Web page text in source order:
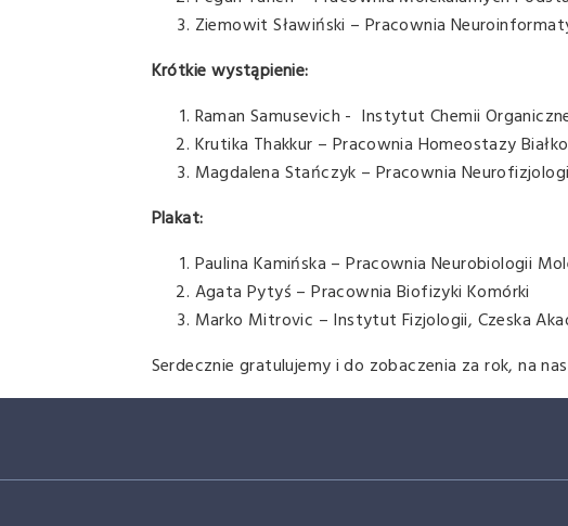
Ziemowit Sławiński – Pracownia
Krótkie wystąpienie:
Raman Samusevich - Instytut Chemii
Krutika Thakkur – Pracownia Homeostazy
Magdalena Stańczyk – Pracownia
Plakat:
Paulina Kamińska – Pracownia Neurobiologii
Agata Pytyś – Pracownia Biofizyki Komórki
Marko Mitrovic – Instytut Fizjologii, Czeska
Serdecznie gratulujemy i do zobaczenia za rok, na